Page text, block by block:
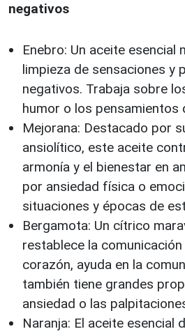
negativos
Enebro: Un aceite esencial
limpieza de sensaciones y
negativos. Trabaja sobre
humor o los pensamientos
Mejorana: Destacado por
ansiolítico, este aceite
armonía y el bienestar en
por ansiedad física o
situaciones y épocas de
Bergamota: Un cítrico
restablece la
corazón, ayuda en la
también tiene grandes
ansiedad o las
Naranja: El aceite esencial